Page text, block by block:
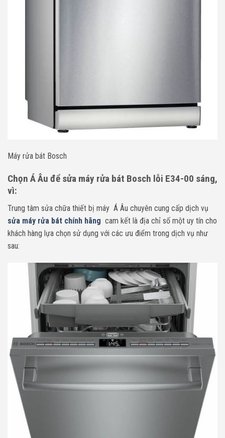
Máy rửa bát Bosch
Chọn Á Âu để sửa máy rửa bát Bosch lỗi E34-00 sáng,
vì:
Trung tâm sửa chữa thiết bị máy Á Âu chuyên cung cấp dịch vụ
sửa máy rửa bát chính hãng cam kết là địa chỉ số một uy tín cho
khách hàng lựa chọn sử dụng với các ưu điểm trong dịch vụ như
sau: